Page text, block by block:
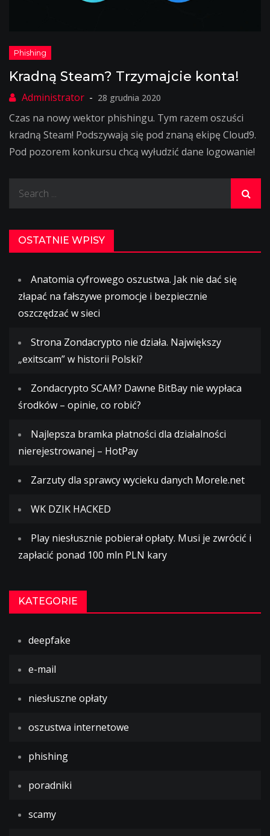
Kradną Steam? Trzymajcie konta!
28 grudnia 2020
Czas na nowy wektor phishingu. Tym razem oszuści
kradną Steam! Podszywają się pod znaną ekipę Cloud9.
Pod pozorem konkursu chcą wyłudzić dane logowanie!
OSTATNIE WPISY
Anatomia cyfrowego oszustwa. Jak nie dać się
złapać na fałszywe promocje i bezpiecznie
oszczędzać w sieci
Strona Zondacrypto nie działa. Największy
„exitscam” w historii Polski?
Zondacrypto SCAM? Dawne BitBay nie wypłaca
środków – opinie, co robić?
Najlepsza bramka płatności dla działalności
nierejestrowanej – HotPay
Zarzuty dla sprawcy wycieku danych Morele.net
WK DZIK HACKED
Play niesłusznie pobierał opłaty. Musi je zwrócić i
zapłacić ponad 100 mln PLN kary
KATEGORIE
deepfake
e-mail
niesłuszne opłaty
oszustwa internetowe
phishing
poradniki
scamy